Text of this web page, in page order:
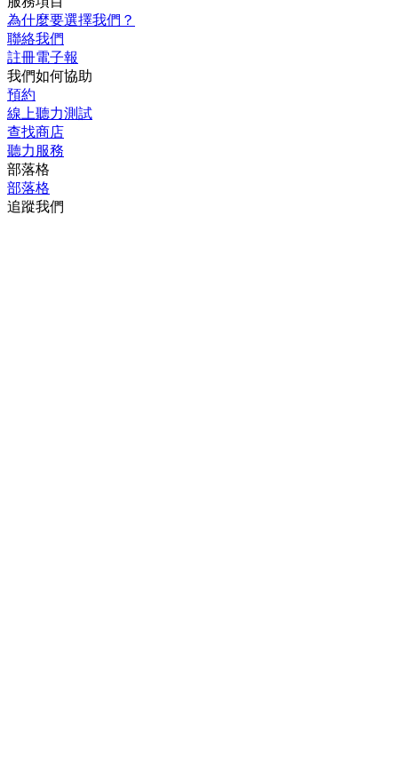
為什麼要選擇我們？
聯絡我們
註冊電子報
我們如何協助
預約
線上聽力測試
查找商店
聽力服務
部落格
部落格
追蹤我們